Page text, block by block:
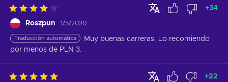
Roszpun 1/5/2020
+34
Traducción automática
Muy buenas carreras. Lo recomiendo
por menos de PLN 3.
+22